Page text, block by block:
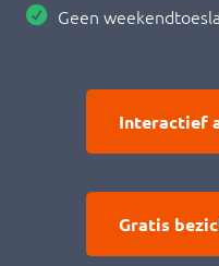
Geen
Interactief
Gratis